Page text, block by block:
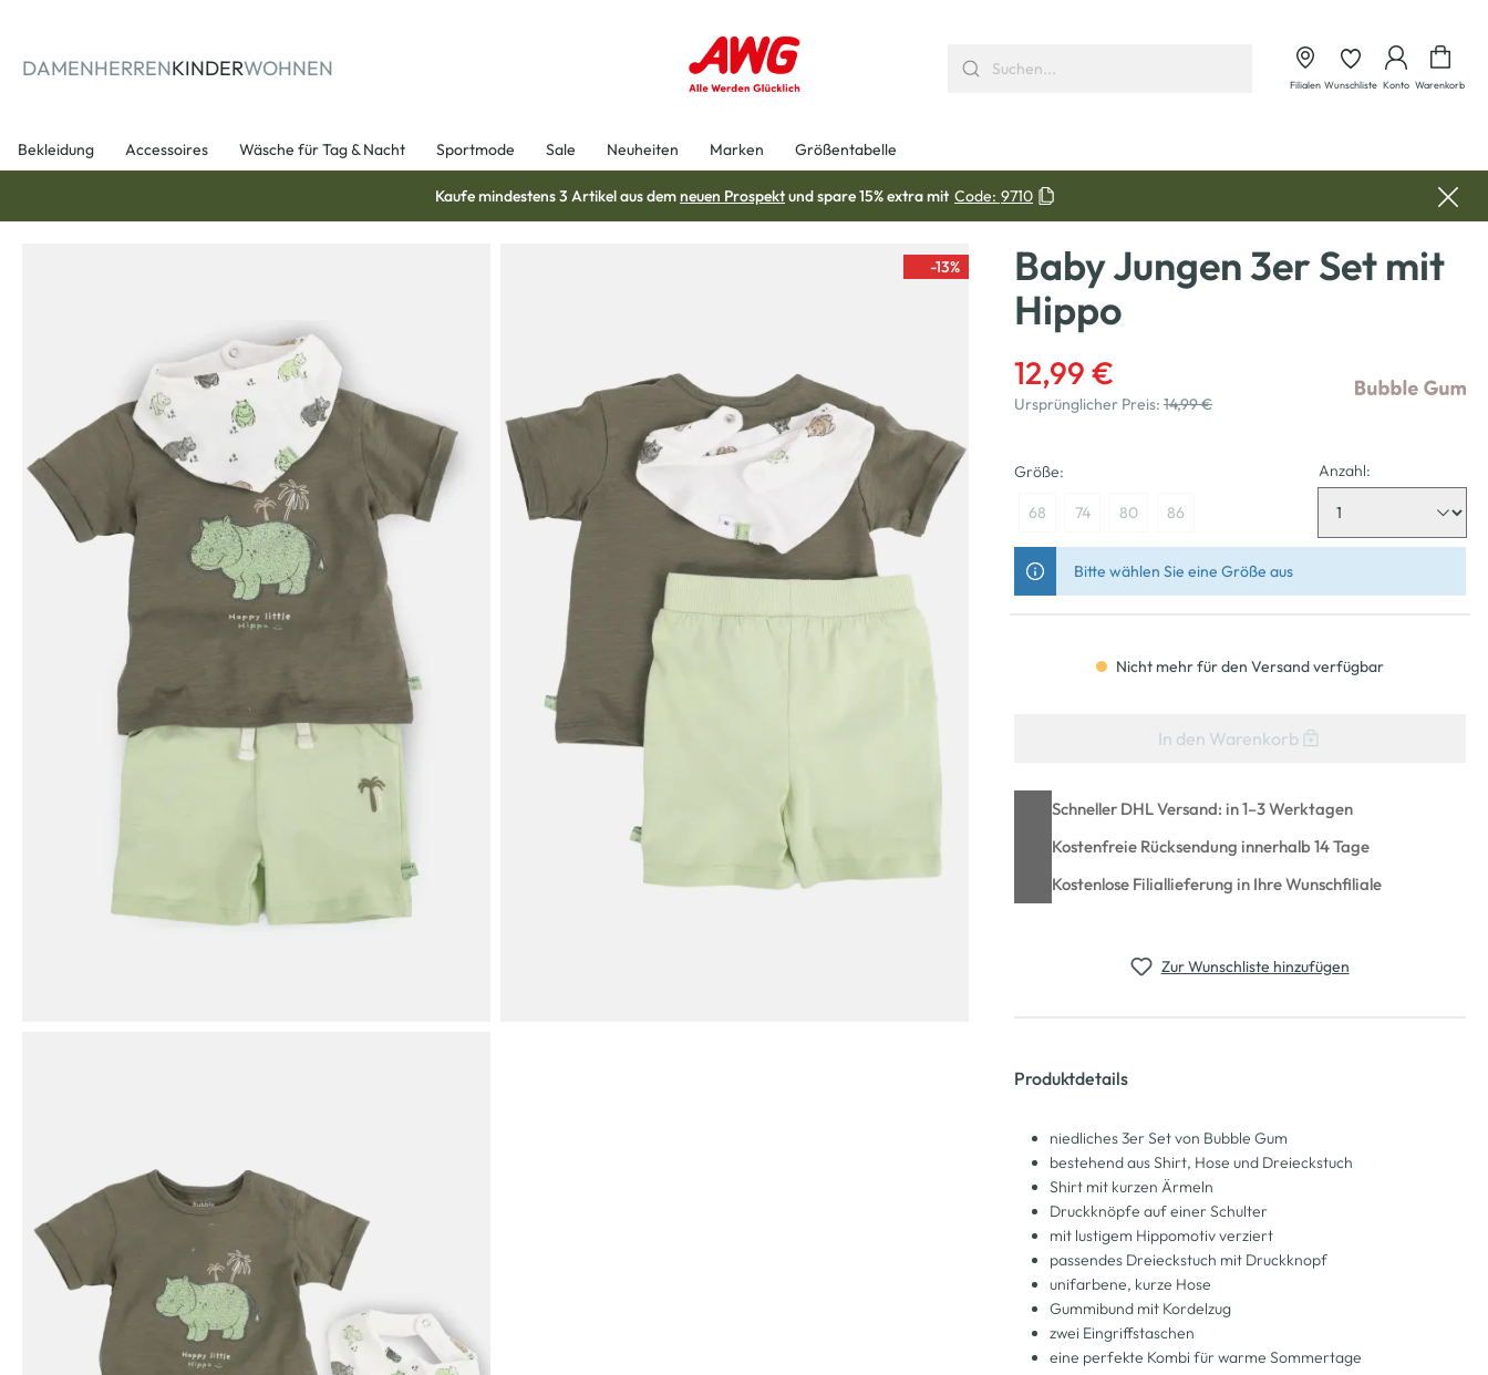
DAMENHERRENKINDERWOHNEN
Filialen Wunschliste Konto Warenkorb
Bekleidung Accessoires Wäsche für Tag & Nacht Sportmode Sale Neuheiten Marken Größentabelle
Kaufe mindestens 3 Artikel aus demneuen Prospektund spare 15% extra mit Code: 9710
-13%
Baby Jungen 3er Set mit
Hippo
12,99 €
Ursprünglicher Preis: 14,99 €
Größe:
68 74 80 86
Anzahl:
Bitte wählen Sie eine Größe aus
Nicht mehr für den Versand verfügbar
In den Warenkorb
Schneller DHL Versand: in 1–3 Werktagen
Kostenfreie Rücksendung innerhalb 14 Tage
Kostenlose Filiallieferung in Ihre Wunschfiliale
Zur Wunschliste hinzufügen
Produktdetails
niedliches 3er Set von Bubble Gum
bestehend aus Shirt, Hose und Dreieckstuch
Shirt mit kurzen Ärmeln
Druckknöpfe auf einer Schulter
mit lustigem Hippomotiv verziert
passendes Dreieckstuch mit Druckknopf
unifarbene, kurze Hose
Gummibund mit Kordelzug
zwei Eingriffstaschen
eine perfekte Kombi für warme Sommertage